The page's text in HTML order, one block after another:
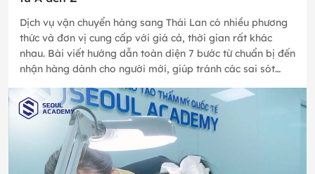
Dịch vụ vận chuyển hàng sang Thái Lan có nhiều phương
thức và đơn vị cung cấp với giá cả, thời gian rất khác
nhau. Bài viết hướng dẫn toàn diện 7 bước từ chuẩn bị đến
nhận hàng dành cho người mới, giúp tránh các sai sót